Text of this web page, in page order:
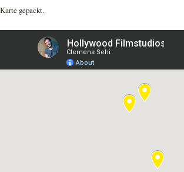
Karte gepackt.